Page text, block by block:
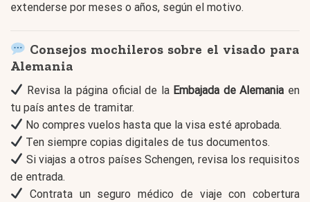
extenderse por meses o años, según el motivo.
Consejos mochileros sobre el visado para
Alemania
Revisa la página oficial de la Embajada de Alemania en
tu país antes de tramitar.
No compres vuelos hasta que la visa esté aprobada.
Ten siempre copias digitales de tus documentos.
Si viajas a otros países Schengen, revisa los requisitos
de entrada.
Contrata un seguro médico de viaje con cobertura